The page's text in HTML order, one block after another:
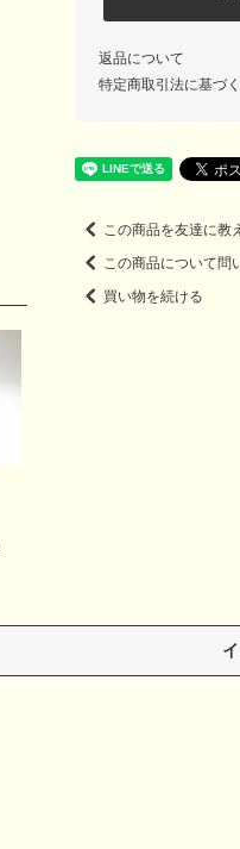
返品について
特定商取引法に基づ
この商品を友達に教
この商品について問
買い物を続ける